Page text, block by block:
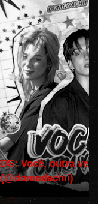
DS: Você, outra vez!
(@domodachii)